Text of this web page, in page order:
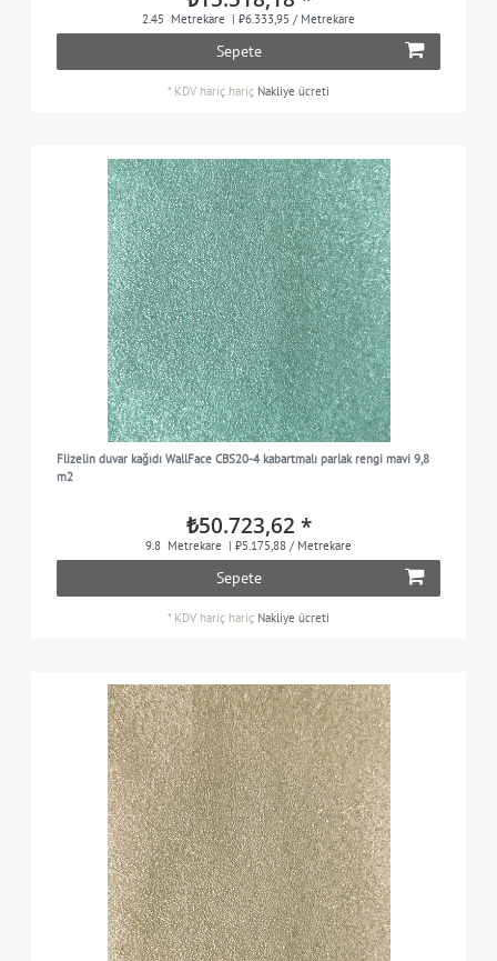
2.45 Metrekare | ₺6.333,95 / Metrekare
Sepete
* KDV hariç hariç Nakliye ücreti
Flizelin duvar kağıdı WallFace CBS20-4 kabartmalı parlak rengi mavi 9,8
m2
₺50.723,62 *
9.8 Metrekare | ₺5.175,88 / Metrekare
Sepete
* KDV hariç hariç Nakliye ücreti